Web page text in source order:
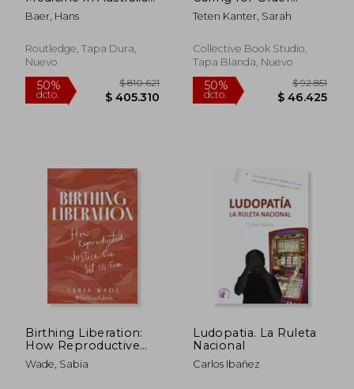
$ 82.397
50%
dcto. $
and New Zealand: Its
Popularisation,
Dilemmas (en Inglés)
Baer, Hans
Routledge, Tapa Dura,
Nuevo
Loved Ones Using
the Power of Positive
Teten Kanter, Sarah
Collective Book Studio,
Tapa Blanda, Nuevo
Birthing Liberation:
How Reproductive
Justice can set us
Free (en Inglés)
Wade, Sabia
Ludopatia. La Ruleta
Nacional
Carlos Ibañez